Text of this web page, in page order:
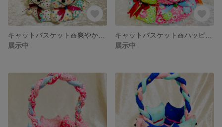
展示中
展示中